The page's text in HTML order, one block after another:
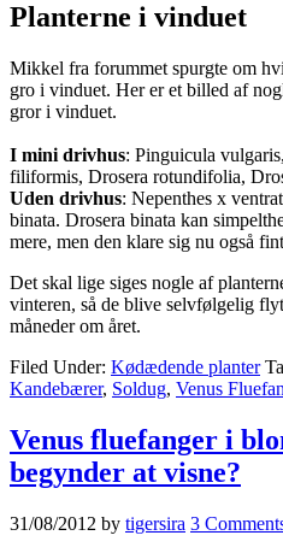
Planterne i vinduet
Mikkel fra forummet spurgte om
gro i vinduet. Her er et billed af
gror i vinduet.
I mini drivhus: Pinguicula
filiformis, Drosera rotundifolia,
Uden drivhus: Nepenthes x
binata. Drosera binata kan
mere, men den klare sig nu også
Det skal lige siges nogle af
vinteren, så de blive selvfølgelig
måneder om året.
Filed Under: Kødædende planter
Kandebærer, Soldug, Venus
Venus fluefanger i
begynder at visne?
31/08/2012 by tigersira 3